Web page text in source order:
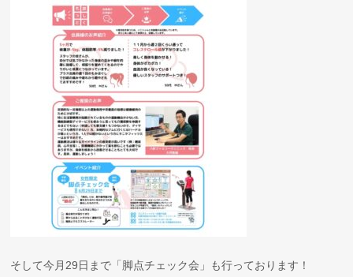
そして今月29日まで「脚点チェック会」も行っております！